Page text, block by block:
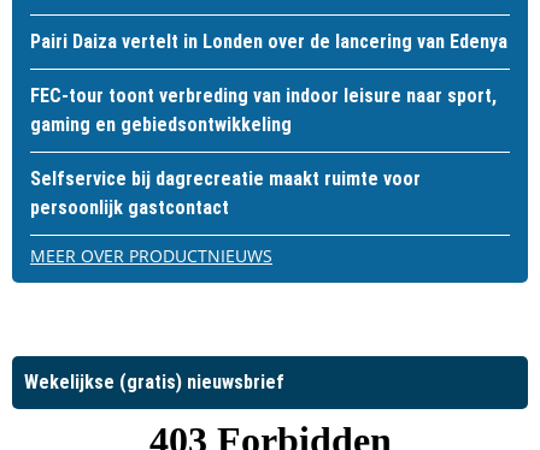
Pairi Daiza vertelt in Londen over de lancering van Edenya
FEC-tour toont verbreding van indoor leisure naar sport,
gaming en gebiedsontwikkeling
Selfservice bij dagrecreatie maakt ruimte voor
persoonlijk gastcontact
MEER OVER PRODUCTNIEUWS
Wekelijkse (gratis) nieuwsbrief